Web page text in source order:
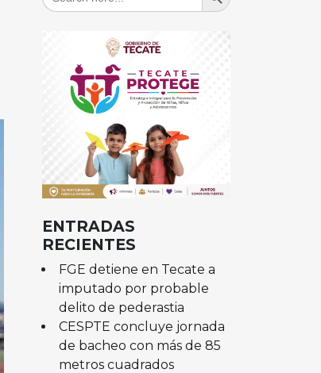
ENTRADAS
RECIENTES
FGE detiene en Tecate a
imputado por probable
delito de pederastia
CESPTE concluye jornada
de bacheo con más de 85
metros cuadrados